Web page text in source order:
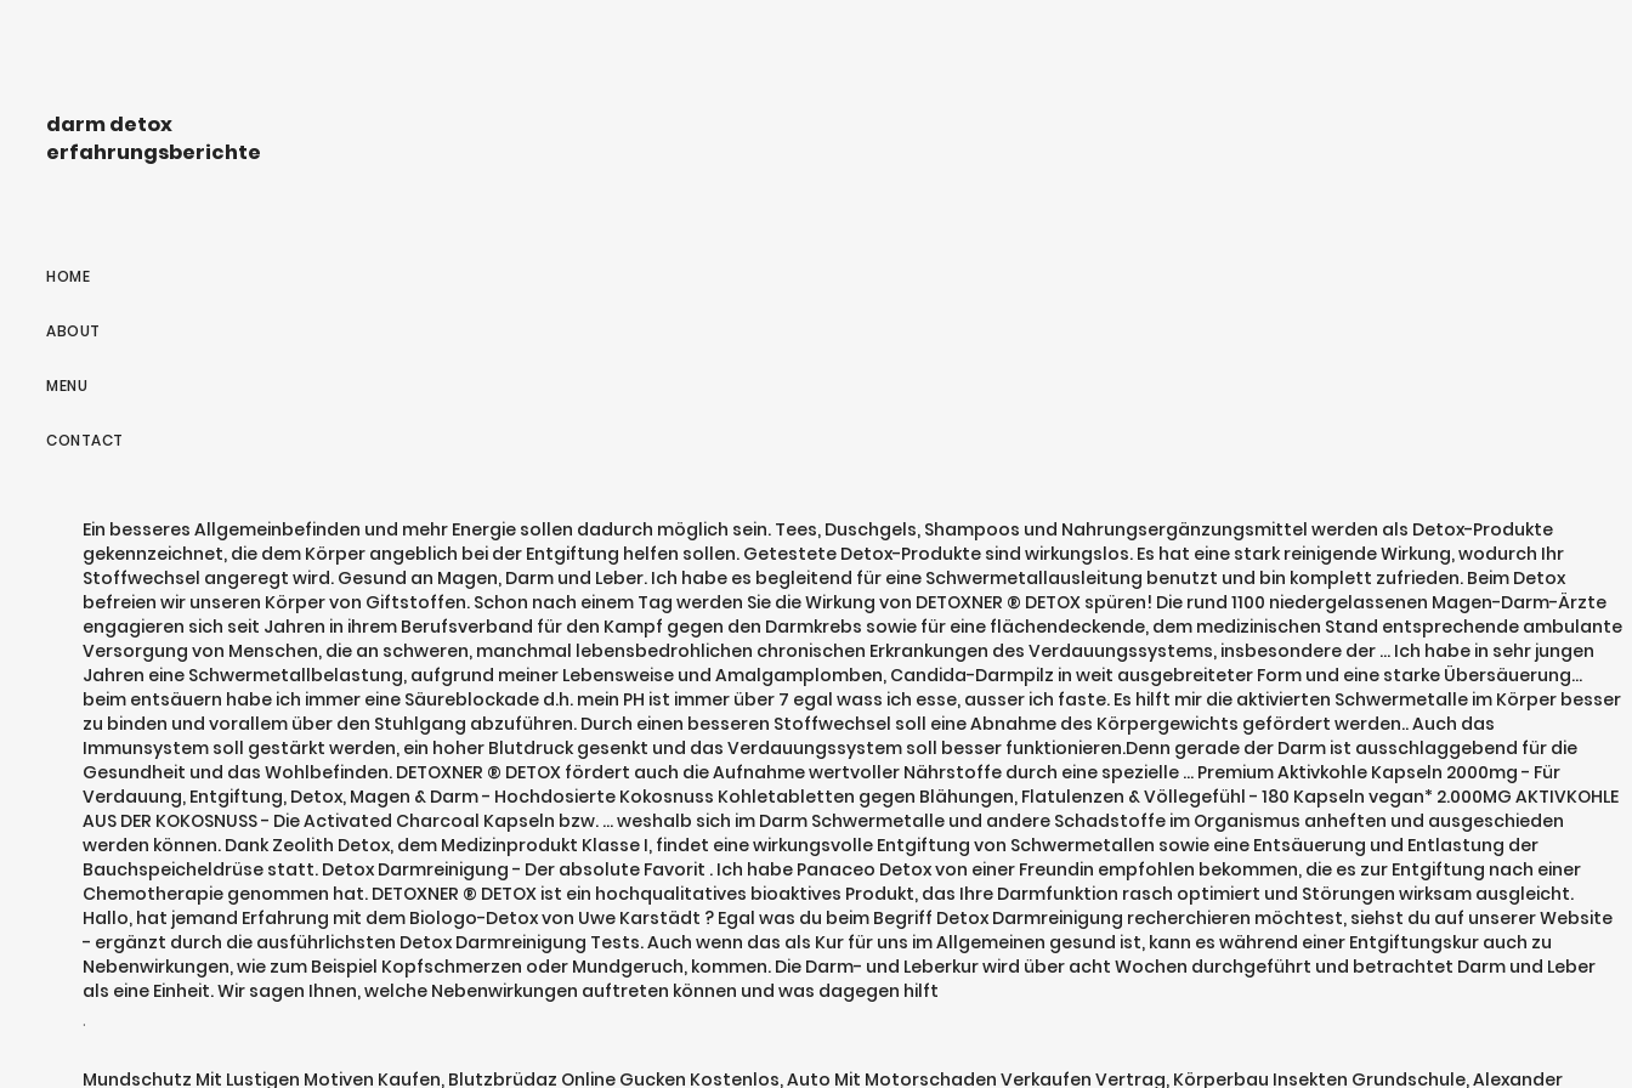
darm detox
erfahrungsberichte
HOME
ABOUT
MENU
CONTACT
Ein besseres Allgemeinbefinden und mehr Energie sollen dadurch möglich sein. Tees, Duschgels, Shampoos und Nahrungsergänzungsmittel werden als Detox-Produkte
gekennzeichnet, die dem Körper angeblich bei der Entgiftung helfen sollen. Getestete Detox-Produkte sind wirkungslos. Es hat eine stark reinigende Wirkung, wodurch Ihr
Stoffwechsel angeregt wird. Gesund an Magen, Darm und Leber. Ich habe es begleitend für eine Schwermetallausleitung benutzt und bin komplett zufrieden. Beim Detox
befreien wir unseren Körper von Giftstoffen. Schon nach einem Tag werden Sie die Wirkung von DETOXNER ® DETOX spüren! Die rund 1100 niedergelassenen Magen-Darm-Ärzte
engagieren sich seit Jahren in ihrem Berufsverband für den Kampf gegen den Darmkrebs sowie für eine flächendeckende, dem medizinischen Stand entsprechende ambulante
Versorgung von Menschen, die an schweren, manchmal lebensbedrohlichen chronischen Erkrankungen des Verdauungssystems, insbesondere der … Ich habe in sehr jungen
Jahren eine Schwermetallbelastung, aufgrund meiner Lebensweise und Amalgamplomben, Candida-Darmpilz in weit ausgebreiteter Form und eine starke Übersäuerung...
beim entsäuern habe ich immer eine Säureblockade d.h. mein PH ist immer über 7 egal wass ich esse, ausser ich faste. Es hilft mir die aktivierten Schwermetalle im Körper besser
zu binden und vorallem über den Stuhlgang abzuführen. Durch einen besseren Stoffwechsel soll eine Abnahme des Körpergewichts gefördert werden.. Auch das
Immunsystem soll gestärkt werden, ein hoher Blutdruck gesenkt und das Verdauungssystem soll besser funktionieren.Denn gerade der Darm ist ausschlaggebend für die
Gesundheit und das Wohlbefinden. DETOXNER ® DETOX fördert auch die Aufnahme wertvoller Nährstoffe durch eine spezielle … Premium Aktivkohle Kapseln 2000mg - Für
Verdauung, Entgiftung, Detox, Magen & Darm - Hochdosierte Kokosnuss Kohletabletten gegen Blähungen, Flatulenzen & Völlegefühl - 180 Kapseln vegan* 2.000MG AKTIVKOHLE
AUS DER KOKOSNUSS - Die Activated Charcoal Kapseln bzw. ... weshalb sich im Darm Schwermetalle und andere Schadstoffe im Organismus anheften und ausgeschieden
werden können. Dank Zeolith Detox, dem Medizinprodukt Klasse I, findet eine wirkungsvolle Entgiftung von Schwermetallen sowie eine Entsäuerung und Entlastung der
Bauchspeicheldrüse statt. Detox Darmreinigung - Der absolute Favorit . Ich habe Panaceo Detox von einer Freundin empfohlen bekommen, die es zur Entgiftung nach einer
Chemotherapie genommen hat. DETOXNER ® DETOX ist ein hochqualitatives bioaktives Produkt, das Ihre Darmfunktion rasch optimiert und Störungen wirksam ausgleicht.
Hallo, hat jemand Erfahrung mit dem Biologo-Detox von Uwe Karstädt ? Egal was du beim Begriff Detox Darmreinigung recherchieren möchtest, siehst du auf unserer Website
- ergänzt durch die ausführlichsten Detox Darmreinigung Tests. Auch wenn das als Kur für uns im Allgemeinen gesund ist, kann es während einer Entgiftungskur auch zu
Nebenwirkungen, wie zum Beispiel Kopfschmerzen oder Mundgeruch, kommen. Die Darm- und Leberkur wird über acht Wochen durchgeführt und betrachtet Darm und Leber
als eine Einheit. Wir sagen Ihnen, welche Nebenwirkungen auftreten können und was dagegen hilft
.
Mundschutz Mit Lustigen Motiven Kaufen, Blutzbrüdaz Online Gucken Kostenlos,Auto Mit Motorschaden Verkaufen Vertrag, Körperbau Insekten Grundschule,Alexander